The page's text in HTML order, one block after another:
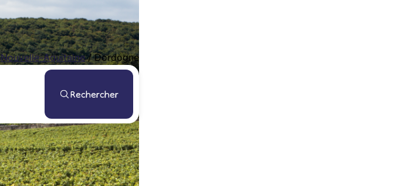
Nouvelle-Aquitaine / Dordogne
Rechercher